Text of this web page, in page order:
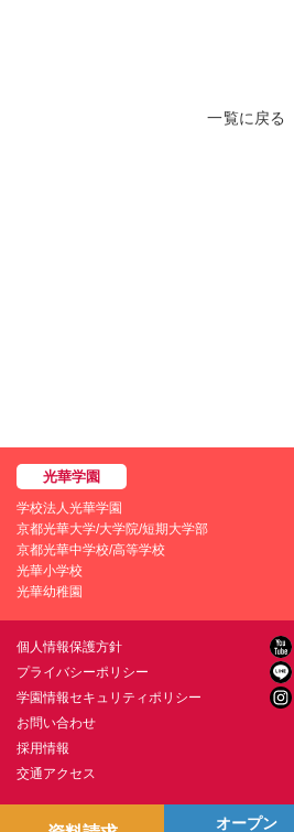
一覧に戻る
学校法人光華学園
京都光華大学/大学院/短期大学部
京都光華中学校/高等学校
光華小学校
光華幼稚園
個人情報保護方針
プライバシーポリシー
学園情報セキュリティポリシー
お問い合わせ
採用情報
交通アクセス
オープン